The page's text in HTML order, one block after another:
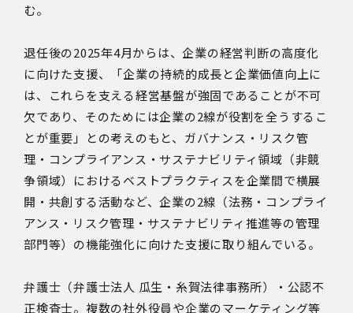
む。
退任後の2025年4月からは、企業の経営判断の高度化
に向けた支援、「企業の持続的成長と企業価値向上に
は、これらを支える経営基盤が強固であることが不可
欠であり、そのためには企業の2線が役割を全うするこ
とが重要」との考えのもと、ガバナンス・リスク管
理・コンプライアンス・サステナビリティ領域（非競
争領域）におけるベストプラクティスを企業間で横展
開・共創する活動など、企業の2線（法務・コンプライ
アンス・リスク管理・サステナビリティ推進等の管理
部門等）の機能強化に向けた支援に取り組んでいる。
弁護士（弁護士法人 瓜生・糸賀法律事務所）・公認不
正検査士。複数の社外役員や企業のマーケティング等